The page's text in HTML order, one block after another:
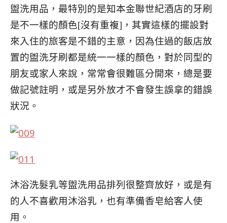
盥洗用品 ， 最特別的是知本金聯世紀酒店的牙刷
是不一樣的顏色[沒有重複]，其實這樣的擺設對
來入住的旅客是不錯的主意，因為住過的飯店放
置的盥洗牙刷都是統一一樣的顏色，對於同型的
朋友或家人來說，常常會很難區分開來 ，總是要
做記號註明，或是另外放才不會發生誤拿的錯誤
狀況。
沐浴洗髮乳等盥洗用品排列很整齊放好，或是有
的人不喜歡用沐浴乳，也有準備香皂給客人使
用。